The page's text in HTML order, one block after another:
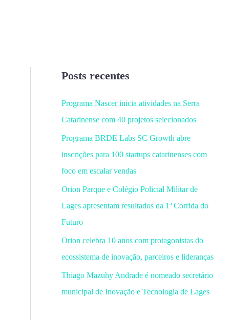
Posts recentes
Programa Nascer inicia atividades na Serra
Catarinense com 40 projetos selecionados
Programa BRDE Labs SC Growth abre
inscrições para 100 startups catarinenses com
foco em escalar vendas
Orion Parque e Colégio Policial Militar de
Lages apresentam resultados da 1ª Corrida do
Futuro
Orion celebra 10 anos com protagonistas do
ecossistema de inovação, parceiros e lideranças
Thiago Mazuhy Andrade é nomeado secretário
municipal de Inovação e Tecnologia de Lages